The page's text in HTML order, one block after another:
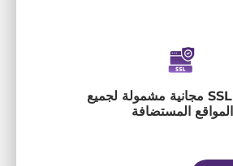
شهادات SSL مجانية مشمولة لجميع
المواقع المستضافة